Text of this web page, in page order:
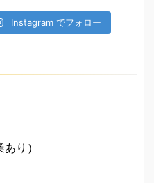
Instagram でフォロー
り）